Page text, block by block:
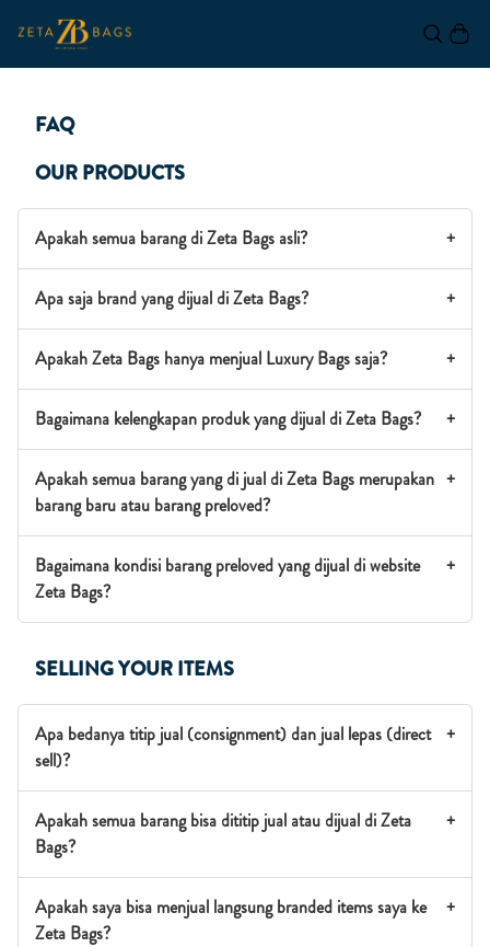
FAQ
OUR PRODUCTS
Apakah semua barang di Zeta Bags asli? +
Apa saja brand yang dijual di Zeta Bags? +
Apakah Zeta Bags hanya menjual Luxury Bags saja? +
Bagaimana kelengkapan produk yang dijual di Zeta Bags? +
Apakah semua barang yang di jual di Zeta Bags merupakan
barang baru atau barang preloved?
+
Bagaimana kondisi barang preloved yang dijual di website
Zeta Bags?
+
SELLING YOUR ITEMS
Apa bedanya titip jual (consignment) dan jual lepas (direct
sell)?
+
Apakah semua barang bisa dititip jual atau dijual di Zeta
Bags?
+
Apakah saya bisa menjual langsung branded items saya ke
Zeta Bags?
+